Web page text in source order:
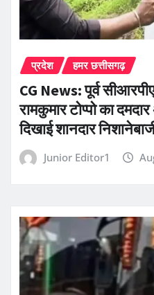
प्रदेश हमर छत्तीसगढ़
CG News: पूर्व
रामकुमार टोप्पो का
दिखाई शानदार
Junior Editor1